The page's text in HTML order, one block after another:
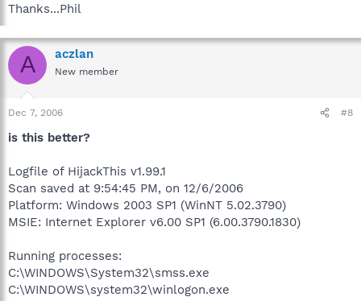
Thanks...Phil
A aczlan
New member
Dec 7, 2006 #8
is this better?
Logfile of HijackThis v1.99.1
Scan saved at 9:54:45 PM, on 12/6/2006
Platform: Windows 2003 SP1 (WinNT 5.02.3790)
MSIE: Internet Explorer v6.00 SP1 (6.00.3790.1830)
Running processes:
C:\WINDOWS\System32\smss.exe
C:\WINDOWS\system32\winlogon.exe